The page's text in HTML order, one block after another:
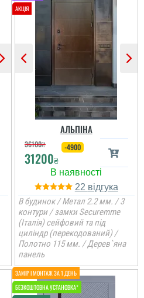
Дуже велике дякую за
двері і установку,
швидкість виконання,
двері всім сподобалися
домашнім
читати всі відгуки
АЛЬПІНА
36100₴
31200₴
-4900
22
В будинок / Метал 2.2 мм. / 3
контури / замки Securemme
(Італія) сейфовий та під
циліндр (перекодований) /
Полотно 115 мм. / Дерев`яна
панель